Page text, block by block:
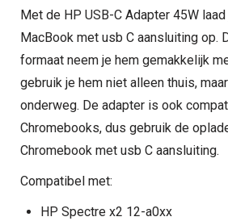
Met de HP USB-C Adapter 45W
MacBook met usb C aansluiting op.
formaat neem je hem gemakkelijk
gebruik je hem niet alleen thuis,
onderweg. De adapter is ook
Chromebooks, dus gebruik de
Chromebook met usb C aansluiting.
Compatibel met:
HP Spectre x2 12-a0xx